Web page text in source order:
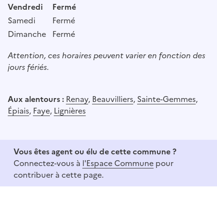
Vendredi
Fermé
Samedi
Fermé
Dimanche Fermé
Attention, ces horaires peuvent varier en fonction des
jours fériés.
Aux alentours : Renay, Beauvilliers, Sainte-Gemmes,
Épiais, Faye, Lignières
Vous êtes agent ou élu de cette commune ?
Connectez-vous à l'Espace Commune pour
contribuer à cette page.